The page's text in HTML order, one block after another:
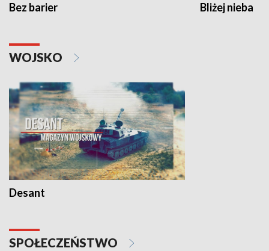
Bez barier Bliżej nieba
WOJSKO
Desant
SPOŁECZEŃSTWO